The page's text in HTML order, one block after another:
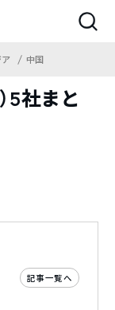
ア 中国
5社まと
記事一覧へ